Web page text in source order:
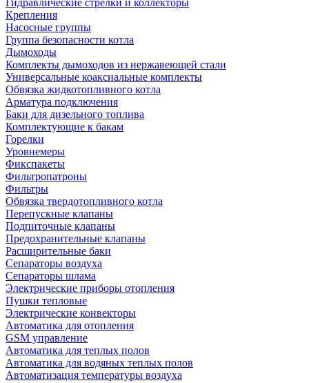
Крепления
Насосные группы
Группа безопасности котла
Дымоходы
Комплекты дымоходов из нержавеющей стали
Универсальные коаксиальные комплекты
Обвязка жидкотопливного котла
Арматура подключения
Баки для дизельного топлива
Комплектующие к бакам
Горелки
Уровнемеры
Фикспакеты
Фильтропатроны
Фильтры
Обвязка твердотопливного котла
Перепускные клапаны
Подпиточные клапаны
Предохранительные клапаны
Расширительные баки
Сепараторы воздуха
Сепараторы шлама
Электрические приборы отопления
Пушки тепловые
Электрические конвекторы
Автоматика для отопления
GSM управление
Автоматика для теплых полов
Автоматика для водяных теплых полов
Автоматизация температуры воздуха